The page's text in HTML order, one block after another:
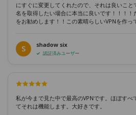
にすぐに変更してくれたので、それは良いこ
名を取得したい場合に本当に良いです！！！！
をお勧めします！！この素晴らしいVPNを作っ
S shadow six
認証済みユーザー
私が今まで見た中で最高のVPNです。ほぼすべ
てそれは機能します。大好きです。